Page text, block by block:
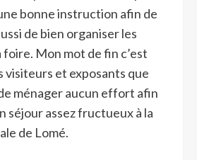
bonne instruction afin de
de bien organiser les
Mon mot de fin c’est
visiteurs et exposants que
ménager aucun effort afin
séjour assez fructueux à la
de Lomé.